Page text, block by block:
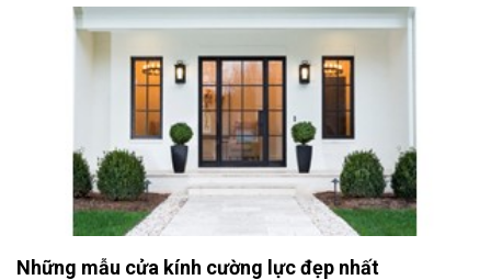
Những mẫu cửa kính cường lực đẹp nhất